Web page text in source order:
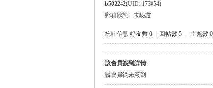
b502242(UID: 173054)
郵箱狀態
未驗證
統計信息 好友數 0 回帖數 5 主題數 0
該會員簽到詳情
該會員從未簽到